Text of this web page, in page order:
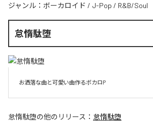
ジャンル： ボーカロイド / J-Pop / R&B/Soul
怠惰駄堕
お洒落な曲と可愛い曲作るボカロP
怠惰駄堕の他のリリース： 怠惰駄堕